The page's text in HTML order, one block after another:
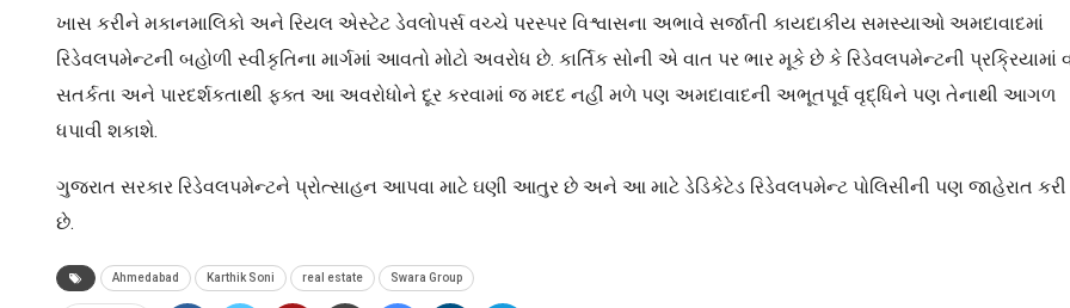
ખાસ કરીને મકાનમાલિકો અને રિયલ એસ્ટેટ ડેવલોપર્સ વચ્ચે પરસ્પર વિશ્વાસના અભાવે સર્જાતી કાયદાકીય સમસ્યાઓ અમદાવાદમાં
રિડેવલપમેન્ટની બહોળી સ્વીકૃતિના માર્ગમાં આવતો મોટો અવરોધ છે. કાર્તિક સોની એ વાત પર ભાર મૂકે છે કે રિડેવલપમેન્ટની પ્રક્રિયામાં
સતર્કતા અને પારદર્શકતાથી ફક્ત આ અવરોધોને દૂર કરવામાં જ મદદ નહીં મળે પણ અમદાવાદની અભૂતપૂર્વ વૃદ્ધિને પણ તેનાથી આગળ
ધપાવી શકાશે.
ગુજરાત સરકાર રિડેવલપમેન્ટને પ્રોત્સાહન આપવા માટે ઘણી આતુર છે અને આ માટે ડેડિકેટેડ રિડેવલપમેન્ટ પોલિસીની પણ જાહેરાત કરી
છે.
Ahmedabad Karthik Soni real estate Swara Group